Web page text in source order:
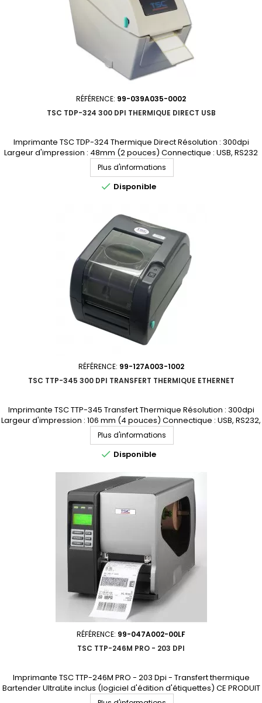
RÉFÉRENCE: 99-039A035-0002
TSC TDP-324 300 DPI THERMIQUE DIRECT USB
Imprimante TSC TDP-324 Thermique Direct Résolution : 300dpi
Largeur d'impression : 48mm (2 pouces) Connectique : USB, RS232
Demandez votre devis personnalisé
Plus d'informations
 Disponible
RÉFÉRENCE: 99-127A003-1002
TSC TTP-345 300 DPI TRANSFERT THERMIQUE ETHERNET
Imprimante TSC TTP-345 Transfert Thermique Résolution : 300dpi
Largeur d'impression : 106 mm (4 pouces) Connectique : USB, RS232,
Parallèle, Ethernet Demandez votre devis personnalisé
Plus d'informations
 Disponible
RÉFÉRENCE: 99-047A002-00LF
TSC TTP-246M PRO - 203 DPI
Imprimante TSC TTP-246M PRO - 203 Dpi - Transfert thermique
Bartender UltraLite inclus (logiciel d'édition d'étiquettes) CE PRODUIT
N'EST PLUS COMMERCIALISÉ. NOUS SOMMES À VOTRE DISPOSITION